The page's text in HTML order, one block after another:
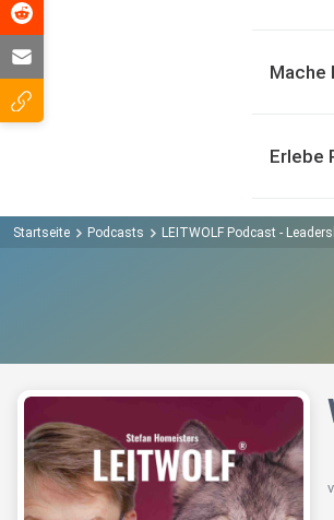
Mache
Erlebe
Startseite Podcasts LEITWOLF Podcast -